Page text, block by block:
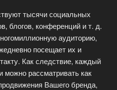
тысячи социальных
блогов, конференций и т. д.
аудиторию,
посещает их и
Как следствие, каждый
можно рассматривать как
Вашего бренда,